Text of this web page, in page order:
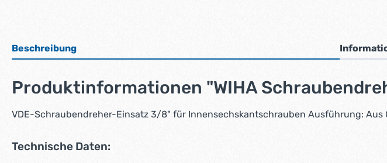
Beschreibung
Produktinformationen "WIHA
VDE-Schraubendreher-Einsatz 3/8" für Innensechskantschrauben Ausführung: Aus
Technische Daten: